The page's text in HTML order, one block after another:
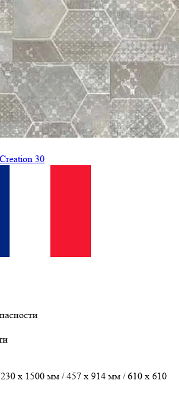
30
x 1500 мм / 457 х 914 мм / 610 x 610